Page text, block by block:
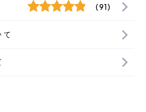
(91)